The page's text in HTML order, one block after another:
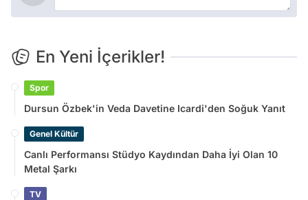
En Yeni İçerikler!
Spor
Dursun Özbek'in Veda Davetine Icardi'den Soğuk Yanıt
Genel Kültür
Canlı Performansı Stüdyo Kaydından Daha İyi Olan 10
Metal Şarkı
TV